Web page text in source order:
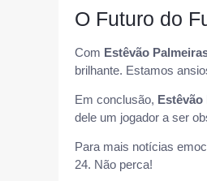
O Futuro do
Com Estêvão
brilhante. Estamos
Em conclusão, Estêvão
dele um jogador a ser
Para mais notícias
24. Não perca!